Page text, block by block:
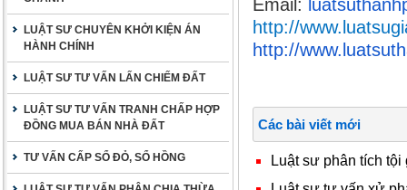
LUẬT SƯ CHUYÊN KHỞI KIỆN ÁN
HÀNH CHÍNH
LUẬT SƯ TƯ VẤN LẤN CHIẾM ĐẤT
LUẬT SƯ TƯ VẤN TRANH CHẤP HỢP
ĐỒNG MUA BÁN NHÀ ĐẤT
TƯ VẤN CẤP SỔ ĐỎ, SỔ HỒNG
Email:
http://
http://
Các bài viết mới
Luật sư phân tích